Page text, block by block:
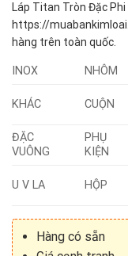
Láp Titan Tròn Đặc
https://
hàng trên toàn quốc.
INOX NHÔM
KHÁC CUỘN
ĐẶC
VUÔNG
PHỤ
KIỆN
U V LA HỘP
Hàng có sẵn